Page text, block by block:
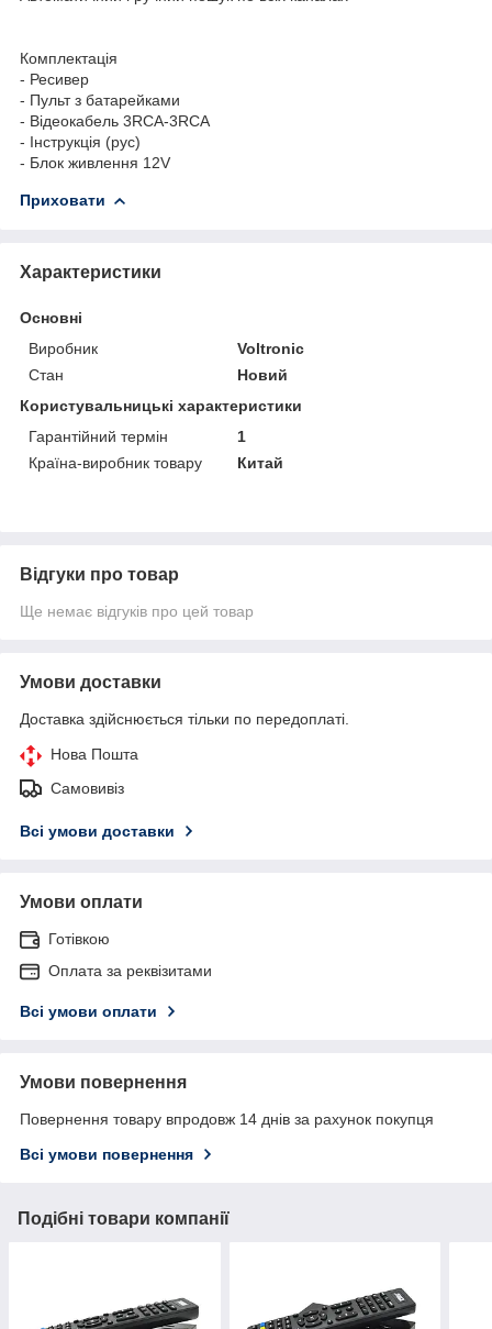
Комплектація
- Ресивер
- Пульт з батарейками
- Відеокабель 3RCA-3RCA
- Інструкція (рус)
- Блок живлення 12V
Приховати
Характеристики
Основні
Виробник
Voltronic
Стан
Новий
Користувальницькі характеристики
Гарантійний термін
1
Країна-виробник товару
Китай
Відгуки про товар
Ще немає відгуків про цей товар
Умови доставки
Доставка здійснюється тільки по передоплаті.
Нова Пошта
Самовивіз
Всі умови доставки
Умови оплати
Готівкою
Оплата за реквізитами
Всі умови оплати
Умови повернення
Повернення товару впродовж 14 днів за рахунок покупця
Всі умови повернення
Подібні товари компанії